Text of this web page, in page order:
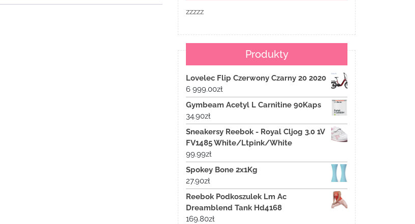
zzzzz
Produkty
Lovelec Flip Czerwony Czarny 20 2020
6 999.00zł
Gymbeam Acetyl L Carnitine 90Kaps
34.90zł
Sneakersy Reebok - Royal Cljog 3.0 1V
FV1485 White/Ltpink/White
99.99zł
Spokey Bone 2x1Kg
27.90zł
Reebok Podkoszulek Lm Ac
Dreamblend Tank Hd4168
169.80zł